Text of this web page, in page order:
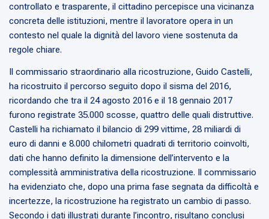
controllato e trasparente, il cittadino percepisce una vicinanza
concreta delle istituzioni, mentre il lavoratore opera in un
contesto nel quale la dignità del lavoro viene sostenuta da
regole chiare.
Il commissario straordinario alla ricostruzione, Guido Castelli,
ha ricostruito il percorso seguito dopo il sisma del 2016,
ricordando che tra il 24 agosto 2016 e il 18 gennaio 2017
furono registrate 35.000 scosse, quattro delle quali distruttive.
Castelli ha richiamato il bilancio di 299 vittime, 28 miliardi di
euro di danni e 8.000 chilometri quadrati di territorio coinvolti,
dati che hanno definito la dimensione dell’intervento e la
complessità amministrativa della ricostruzione. Il commissario
ha evidenziato che, dopo una prima fase segnata da difficoltà e
incertezze, la ricostruzione ha registrato un cambio di passo.
Secondo i dati illustrati durante l’incontro, risultano conclusi